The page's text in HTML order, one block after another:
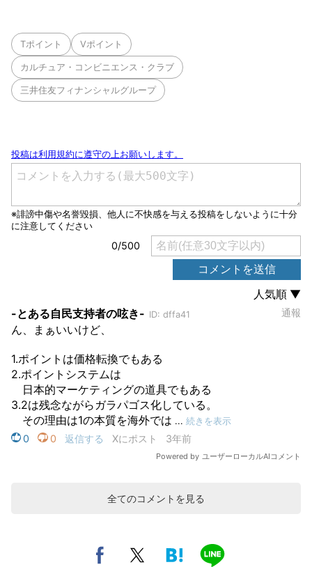
Tポイント Vポイント
カルチュア・コンビニエンス・クラブ
三井住友フィナンシャルグループ
全てのコメントを見る